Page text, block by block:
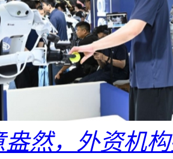
盎然，外资机